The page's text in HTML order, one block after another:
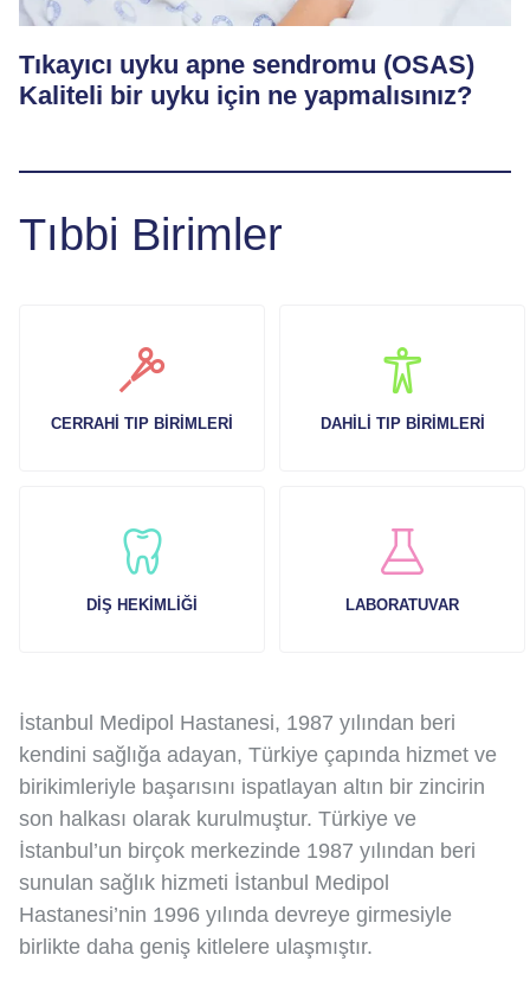
Tıkayıcı uyku apne sendromu (OSAS)
Kaliteli bir uyku için ne yapmalısınız?
Tıbbi Birimler
CERRAHI TIP BIRIMLERI DAHILI TIP BIRIMLERI
DIŞ HEKIMLIĞI LABORATUVAR
İstanbul Medipol Hastanesi, 1987 yılından beri
kendini sağlığa adayan, Türkiye çapında hizmet ve
birikimleriyle başarısını ispatlayan altın bir zincirin
son halkası olarak kurulmuştur. Türkiye ve
İstanbul’un birçok merkezinde 1987 yılından beri
sunulan sağlık hizmeti İstanbul Medipol
Hastanesi’nin 1996 yılında devreye girmesiyle
birlikte daha geniş kitlelere ulaşmıştır.